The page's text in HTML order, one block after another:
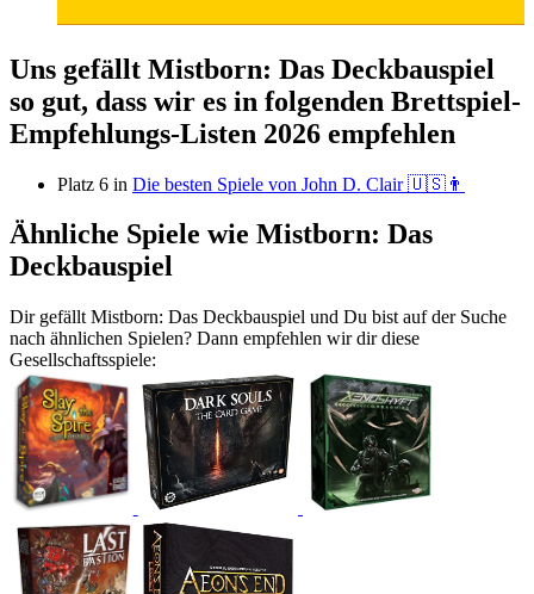
Uns gefällt Mistborn: Das Deckbauspiel
so gut, dass wir es in folgenden Brettspiel-
Empfehlungs-Listen 2026 empfehlen
Platz 6 in Die besten Spiele von John D. Clair 🇺🇸👨
Ähnliche Spiele wie Mistborn: Das
Deckbauspiel
Dir gefällt Mistborn: Das Deckbauspiel und Du bist auf der Suche
nach ähnlichen Spielen? Dann empfehlen wir dir diese
Gesellschaftsspiele: